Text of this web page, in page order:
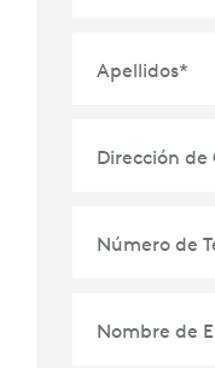
Apellidos*
Dirección de
Número de
Nombre de